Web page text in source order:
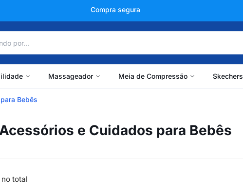
Compra segura
Massageador Meia de Compressão Skechers
Bebês
e Cuidados para Bebês
total